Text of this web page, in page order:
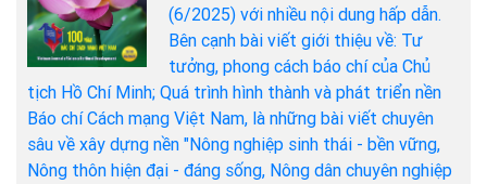
(6/2025) với nhiều nội dung hấp dẫn.
Bên cạnh bài viết giới thiệu về: Tư
tưởng, phong cách báo chí của Chủ
tịch Hồ Chí Minh; Quá trình hình thành và phát triển nền
Báo chí Cách mạng Việt Nam, là những bài viết chuyên
sâu về xây dựng nền "Nông nghiệp sinh thái - bền vững,
Nông thôn hiện đại - đáng sống, Nông dân chuyên nghiệp